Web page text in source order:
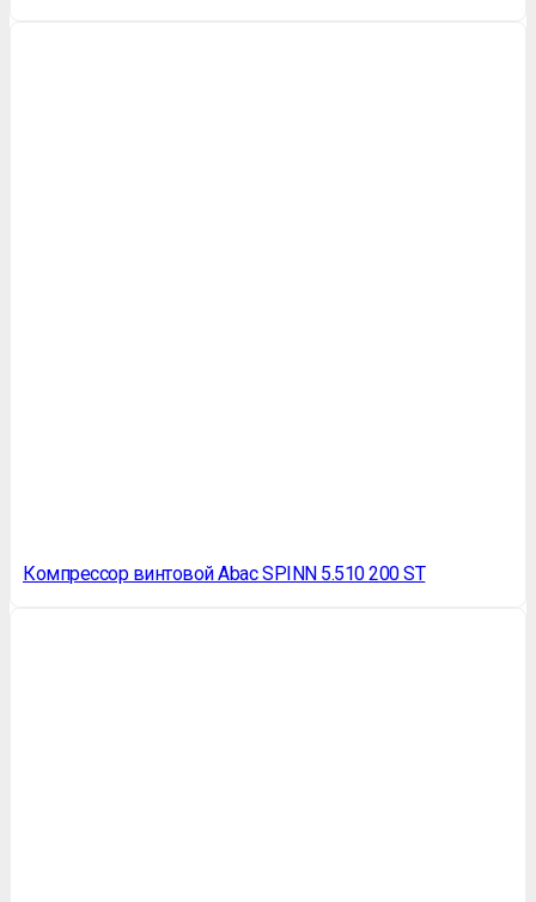
Компрессор винтовой Abac SPINN 5.510 200 ST